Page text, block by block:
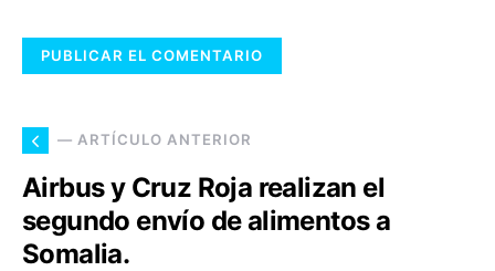
— ARTÍCULO ANTERIOR
Airbus y Cruz Roja realizan el
segundo envío de alimentos a
Somalia.